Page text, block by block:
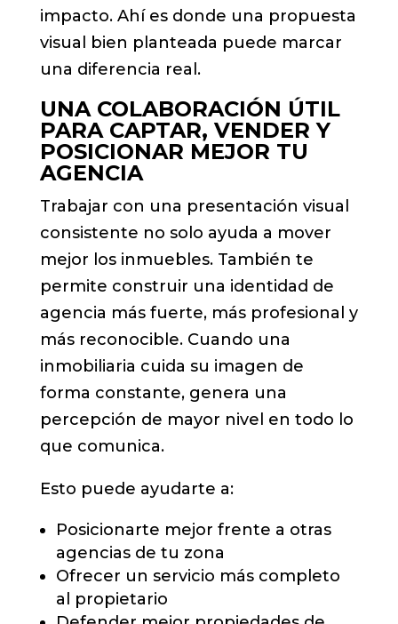
impacto. Ahí es donde una propuesta
visual bien planteada puede marcar
una diferencia real.
UNA COLABORACIÓN ÚTIL
PARA CAPTAR, VENDER Y
POSICIONAR MEJOR TU
AGENCIA
Trabajar con una presentación visual
consistente no solo ayuda a mover
mejor los inmuebles. También te
permite construir una identidad de
agencia más fuerte, más profesional y
más reconocible. Cuando una
inmobiliaria cuida su imagen de
forma constante, genera una
percepción de mayor nivel en todo lo
que comunica.
Esto puede ayudarte a:
Posicionarte mejor frente a otras
agencias de tu zona
Ofrecer un servicio más completo
al propietario